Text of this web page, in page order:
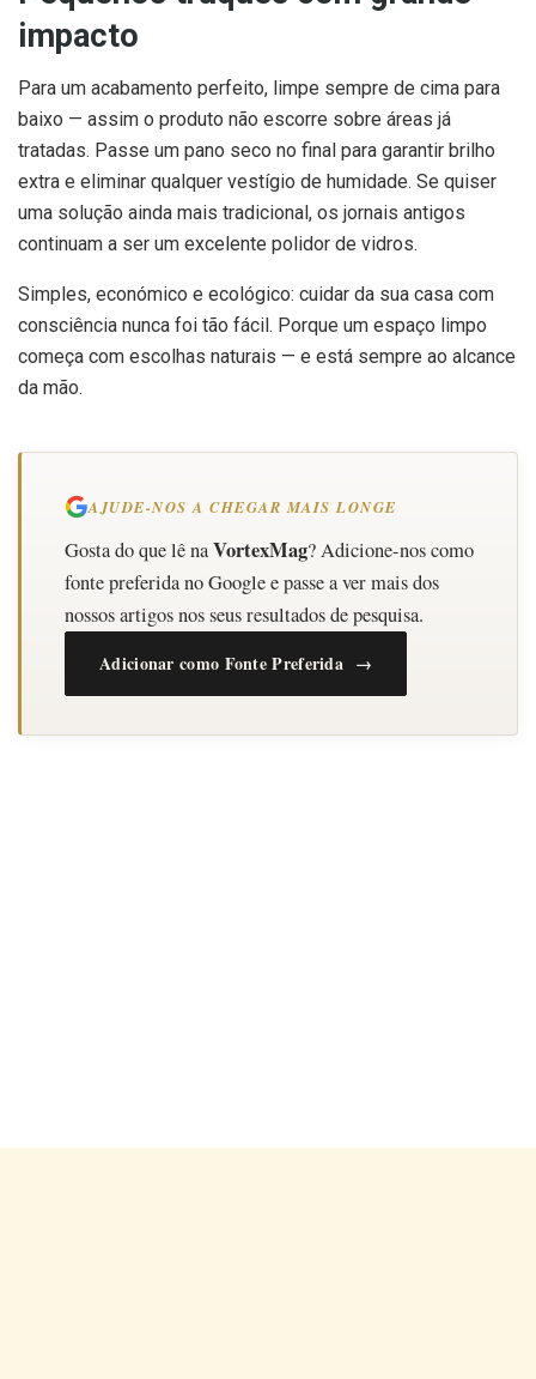
impacto
Para um acabamento perfeito, limpe sempre de cima para
baixo — assim o produto não escorre sobre áreas já
tratadas. Passe um pano seco no final para garantir brilho
extra e eliminar qualquer vestígio de humidade. Se quiser
uma solução ainda mais tradicional, os jornais antigos
continuam a ser um excelente polidor de vidros.
Simples, económico e ecológico: cuidar da sua casa com
consciência nunca foi tão fácil. Porque um espaço limpo
começa com escolhas naturais — e está sempre ao alcance
da mão.
AJUDE-NOS A CHEGAR MAIS LONGE
Gosta do que lê naVortexMag? Adicione-nos como
fonte preferida no Google e passe a ver mais dos
nossos artigos nos seus resultados de pesquisa.
Adicionar como Fonte Preferida →